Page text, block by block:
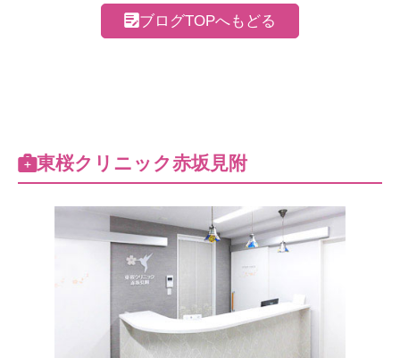
ブログTOPへもどる
東桜クリニック赤坂見附